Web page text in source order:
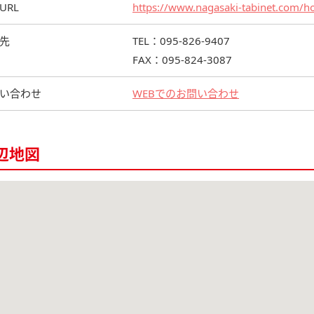
https://www.nagasaki-tabinet.com/
TEL：095-826-9407
FAX：095-824-3087
合わせ WEBでのお問い合わせ
地図